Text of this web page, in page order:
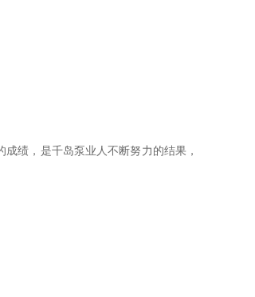
绩，是千岛泵业人不断努力的结果，